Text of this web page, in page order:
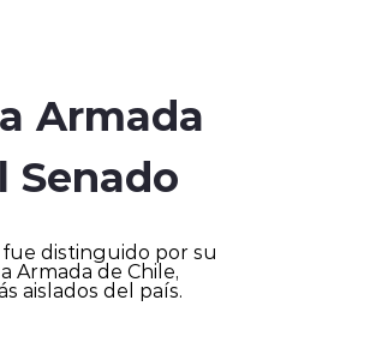
Armada
distinguido por su
Armada de Chile,
aislados del país.